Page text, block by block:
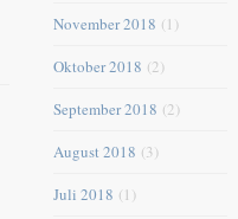
November 2018 (1)
Oktober 2018 (2)
September 2018 (2)
August 2018 (3)
Juli 2018 (1)